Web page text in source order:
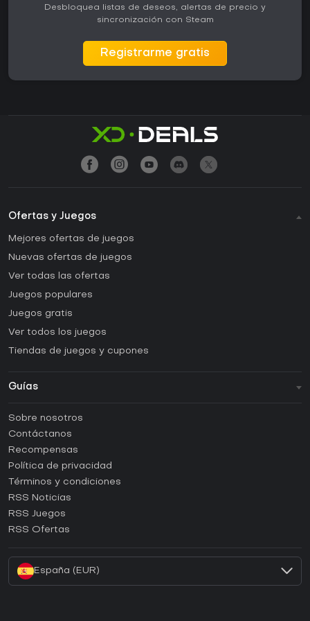
Desbloquea listas de deseos, alertas de precio y
sincronización con Steam
Registrarme gratis
Ofertas y Juegos
Mejores ofertas de juegos
Nuevas ofertas de juegos
Ver todas las ofertas
Juegos populares
Juegos gratis
Ver todos los juegos
Tiendas de juegos y cupones
Guías
Guías y tutoriales
¿Cómo activar una CD Key de Steam?
¿Cómo activar una CD Key de Epic Games?
¿Cómo activar una CD Key de GOG?
¿Cómo activar una CD Key de Ubisoft Connect?
Sobre nosotros
Contáctanos
Recompensas
Política de privacidad
Términos y condiciones
RSS Noticias
RSS Juegos
RSS Ofertas
España (EUR)